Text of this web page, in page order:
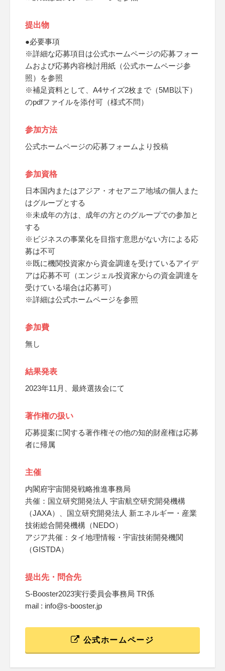
提出物
●必要事項
※詳細な応募項目は公式ホームページの応募フォー
ムおよび応募内容検討用紙（公式ホームページ参
照）を参照
※補足資料として、A4サイズ2枚まで（5MB以下）
のpdfファイルを添付可（様式不問）
参加方法
公式ホームページの応募フォームより投稿
参加資格
日本国内またはアジア・オセアニア地域の個人また
はグループとする
※未成年の方は、成年の方とのグループでの参加と
する
※ビジネスの事業化を目指す意思がない方による応
募は不可
※既に機関投資家から資金調達を受けているアイデ
アは応募不可（エンジェル投資家からの資金調達を
受けている場合は応募可）
※詳細は公式ホームページを参照
参加費
無し
結果発表
2023年11月、最終選抜会にて
著作権の扱い
応募提案に関する著作権その他の知的財産権は応募
者に帰属
主催
内閣府宇宙開発戦略推進事務局
共催：国立研究開発法人 宇宙航空研究開発機構
（JAXA）、国立研究開発法人 新エネルギー・産業
技術総合開発機構（NEDO）
アジア共催：タイ地理情報・宇宙技術開発機関
（GISTDA）
提出先・問合先
S-Booster2023実行委員会事務局 TR係
mail : info@s-booster.jp
公式ホームページ